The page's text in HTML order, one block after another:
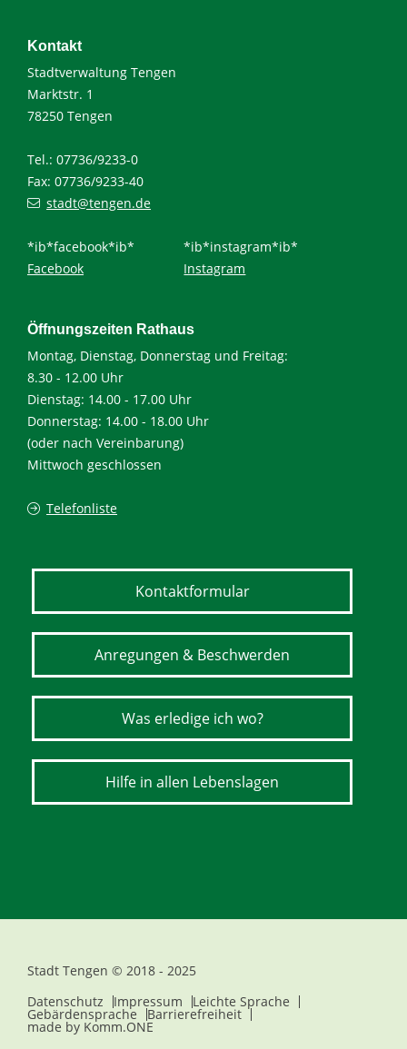
Kontakt
Stadtverwaltung Tengen
Marktstr. 1
78250 Tengen
Tel.: 07736/9233-0
Fax: 07736/9233-40
stadt@tengen.de
*ib*facebook*ib*
Facebook
*ib*instagram*ib*
Instagram
Öffnungszeiten Rathaus
Montag, Dienstag, Donnerstag und Freitag:
8.30 - 12.00 Uhr
Dienstag: 14.00 - 17.00 Uhr
Donnerstag: 14.00 - 18.00 Uhr
(oder nach Vereinbarung)
Mittwoch geschlossen
Telefonliste
Kontaktformular
Anregungen & Beschwerden
Was erledige ich wo?
Hilfe in allen Lebenslagen
Stadt Tengen © 2018 - 2025
Datenschutz
Impressum Leichte Sprache
Gebärdensprache Barrierefreiheit
made by Komm.ONE